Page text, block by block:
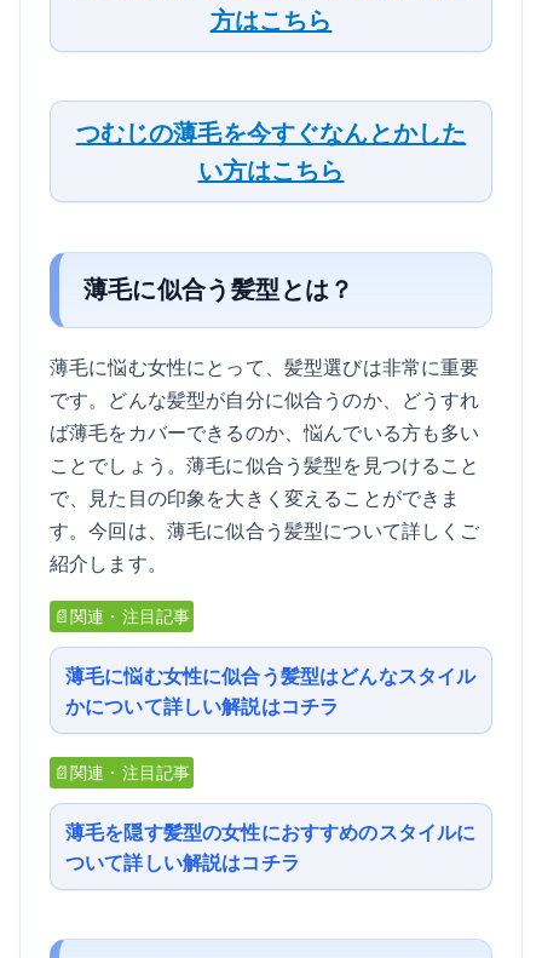
方はこちら
つむじの薄毛を今すぐなんとかした
い方はこちら
薄毛に似合う髪型とは？
薄毛に悩む女性にとって、髪型選びは非常に重要
です。どんな髪型が自分に似合うのか、どうすれ
ば薄毛をカバーできるのか、悩んでいる方も多い
ことでしょう。薄毛に似合う髪型を見つけること
で、見た目の印象を大きく変えることができま
す。今回は、薄毛に似合う髪型について詳しくご
紹介します。
📄関連・注目記事
薄毛に悩む女性に似合う髪型はどんなスタイル
かについて詳しい解説はコチラ
📄関連・注目記事
薄毛を隠す髪型の女性におすすめのスタイルに
ついて詳しい解説はコチラ